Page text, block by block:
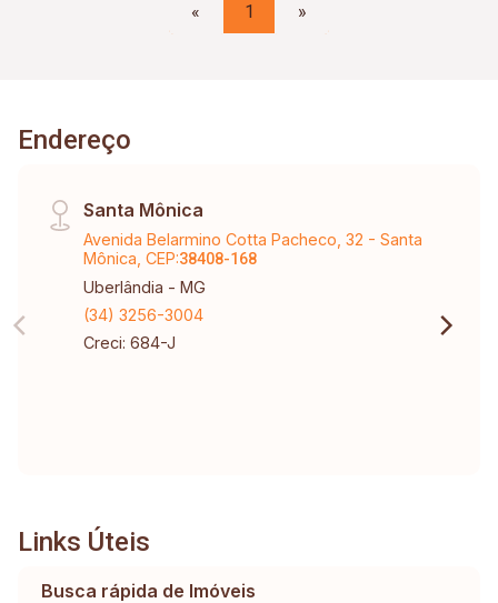
« 1 »
Endereço
Santa Mônica
Avenida Belarmino Cotta Pacheco, 32 - Santa
Mônica, CEP:38408-168
Uberlândia - MG
(34) 3256-3004
Creci: 684-J
Links Úteis
Busca rápida de Imóveis